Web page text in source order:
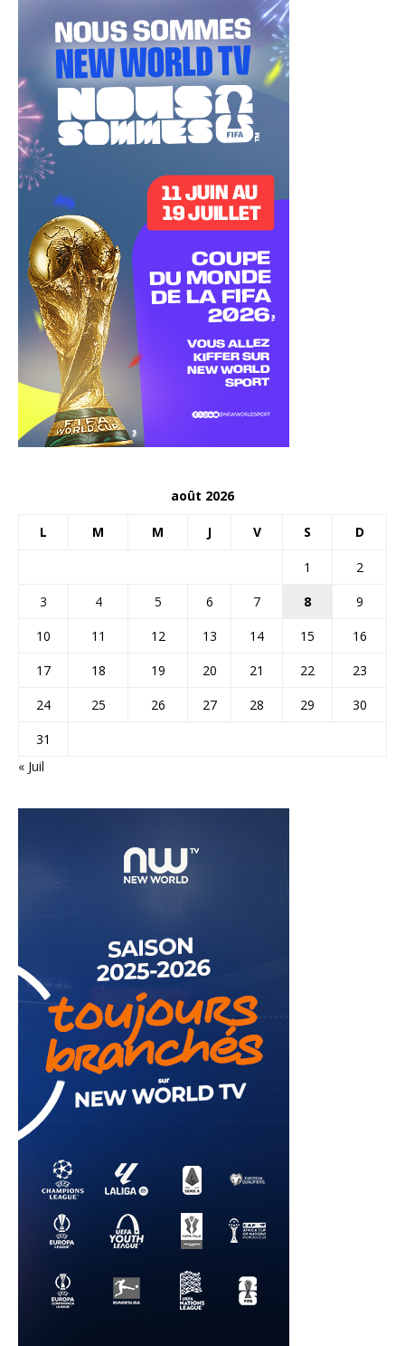
août 2026
L M M J V S D
1
2
3
4 5 6 7 8
9
10
11 12 13 14 15
16
17
18 19 20 21 22
23
24
25 26 27 28 29
30
31
« Juil